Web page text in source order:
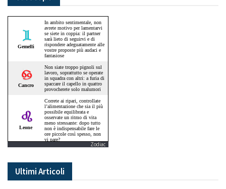
Zodiac
Ultimi Articoli